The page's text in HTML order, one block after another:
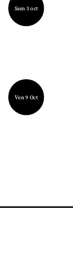
Sam 3 oct
Ven 9 Oct